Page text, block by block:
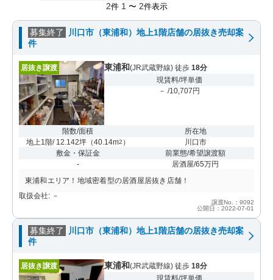
2件 1 〜 2件表示
募集終了
川口市（東浦和）地上1階店舗の居抜き売却案
件
居抜き譲渡 東浦和(JR武蔵野線) 徒歩 18分
現賃料/坪単価
－ /10,707円
階数/面積
地上1階/ 12.142坪（40.14m2 ）
所在地
川口市
敷金・保証金
-
前業態/希望譲渡額
居酒屋/65万円
東浦和エリア！地域密着型の居酒屋居抜き店舗！
取扱会社: －
譲渡No.：9092
公開日：2022-07-01
募集終了
川口市（東浦和）地上1階店舗の居抜き売却案
件
居抜き譲渡 東浦和(JR武蔵野線) 徒歩 18分
現賃料/坪単価